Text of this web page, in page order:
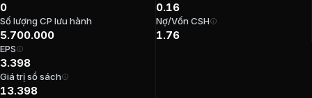
ROA: 7,8%
Tỷ suất cổ tức:
Ban lãnh đạo
0
Số lượng CP lưu hành
5.700.000
0.16
Nợ/Vốn CSH
1.76
EPS
3.398
Giá trị sổ sách
13.398